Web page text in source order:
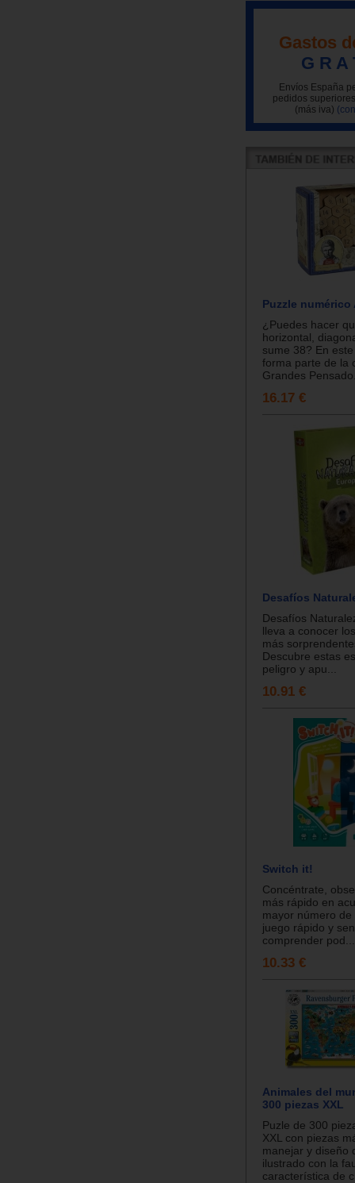
Gastos
G R A
Envíos España
pedidos
(más iva)
Puzzle
¿Puedes hacer
horizontal,
sume 38? En
forma parte de la
Grandes
16.17 €
Desafíos
Desafíos
lleva a conocer
más
Descubre estas
peligro y apu...
10.91 €
Switch it!
Concéntrate,
más rápido en
mayor número de
juego rápido y
comprender pod...
10.33 €
Animales del
300 piezas XXL
Puzle de 300
XXL con piezas
manejar y diseño
ilustrado con la
característica de